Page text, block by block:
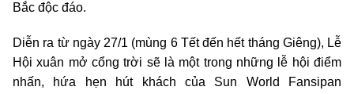
Bắc độc đáo.
Diễn ra từ ngày 27/1 (mùng 6 Tết đến hết tháng Giêng), Lễ
Hội xuân mở cổng trời sẽ là một trong những lễ hội điểm
nhấn, hứa hẹn hút khách của Sun World Fansipan